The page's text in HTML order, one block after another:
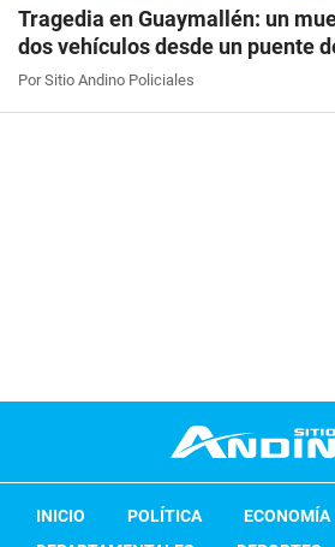
Tragedia en Guaymallén: un
dos vehículos desde un puente
Por Sitio Andino Policiales
INICIO POLÍTICA ECONOMÍA